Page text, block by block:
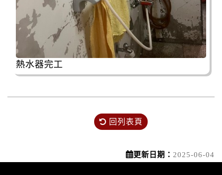
熱水器完工
回列表頁
更新日期： 2025-06-04